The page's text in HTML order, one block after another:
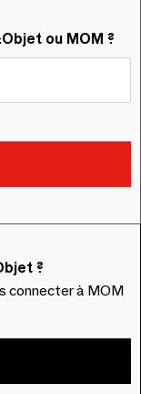
ou MOM ?
?
connecter à MOM